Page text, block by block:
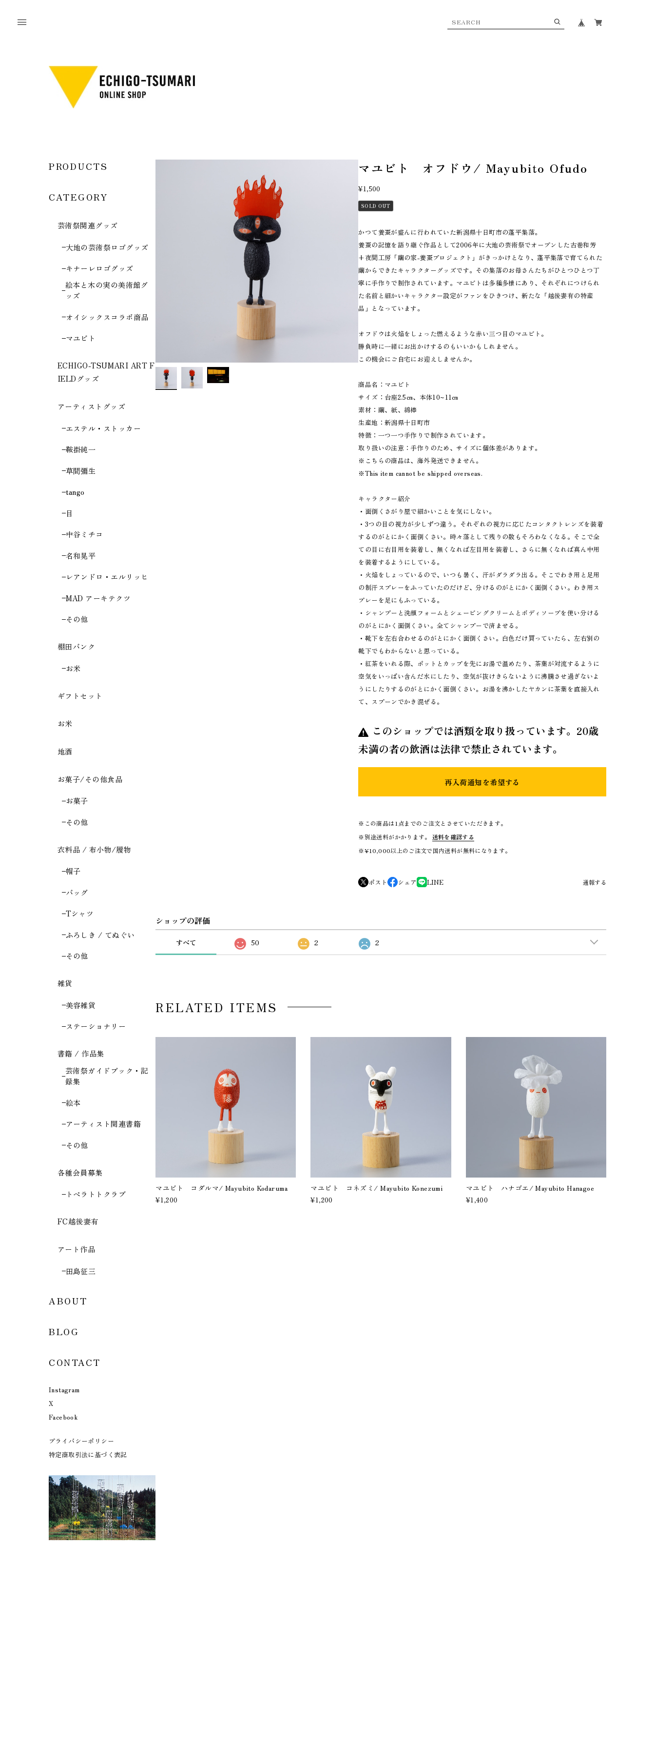
PRODUCTS
CATEGORY
芸術祭関連グッズ
大地の芸術祭ロゴグッズ
キナーレロゴグッズ
絵本と木の実の美術館グ
ッズ
オイシックスコラボ商品
マユビト
ECHIGO-TSUMARI ART F
IELDグッズ
アーティストグッズ
エステル・ストッカー
鞍掛純一
草間彌生
tango
目
中谷ミチコ
名和晃平
レアンドロ・エルリッヒ
MAD アーキテクツ
その他
棚田バンク
お米
ギフトセット
お米
地酒
お菓子/その他食品
お菓子
その他
衣料品 / 布小物/履物
帽子
バッグ
Tシャツ
ふろしき / てぬぐい
その他
雑貨
美容雑貨
ステーショナリー
書籍 / 作品集
芸術祭ガイドブック・記
録集
絵本
アーティスト関連書籍
その他
各種会員募集
トペラトトクラブ
FC越後妻有
アート作品
田島征三
ABOUT
BLOG
CONTACT
Instagram
X
Facebook
プライバシーポリシー
特定商取引法に基づく表記
マユビト オフドウ/ Mayubito Ofudo
¥1,500
SOLD OUT
かつて養蚕が盛んに行われていた新潟県十日町市の蓬平集落。
養蚕の記憶を語り継ぐ作品として2006年に大地の芸術祭でオープンした古巻和芳
+夜間工房「繭の家-養蚕プロジェクト」がきっかけとなり、蓬平集落で育てられた
繭からできたキャラクターグッズです。その集落のお母さんたちがひとつひとつ丁
寧に手作りで制作されています。マユビトは多種多様にあり、それぞれにつけられ
た名前と細かいキャラクター設定がファンをひきつけ、新たな「越後妻有の特産
品」となっています。
オフドウは火焔をしょった燃えるような赤い三つ目のマユビト。
勝負時に一緒にお出かけするのもいいかもしれません。
この機会にご自宅にお迎えしませんか。
商品名：マユビト
サイズ：台座2.5㎝、本体10~11㎝
素材：繭、紙、綿棒
生産地：新潟県十日町市
特徴：一つ一つ手作りで制作されています。
取り扱いの注意：手作りのため、サイズに個体差があります。
※こちらの商品は、海外発送できません。
※This item cannot be shipped overseas.
キャラクター紹介
・面倒くさがり屋で細かいことを気にしない。
・3つの目の視力が少しずつ違う。それぞれの視力に応じたコンタクトレンズを装着
するのがとにかく面倒くさい。時々落として残りの数もそろわなくなる。そこで全
ての目に右目用を装着し、無くなれば左目用を装着し、さらに無くなれば真ん中用
を装着するようにしている。
・火焔をしょっているので、いつも暑く、汗がダラダラ出る。そこでわき用と足用
の制汗スプレーをふっていたのだけど、分けるのがとにかく面倒くさい。わき用ス
プレーを足にもふっている。
・シャンプーと洗顔フォームとシェービングクリームとボディソープを使い分ける
のがとにかく面倒くさい。全てシャンプーで済ませる。
・靴下を左右合わせるのがとにかく面倒くさい。白色だけ買っていたら、左右別の
靴下でもわからないと思っている。
・紅茶をいれる際、ポットとカップを先にお湯で温めたり、茶葉が対流するように
空気をいっぱい含んだ水にしたり、空気が抜けきらないように沸騰させ過ぎないよ
うにしたりするのがとにかく面倒くさい。お湯を沸かしたヤカンに茶葉を直接入れ
て、スプーンでかき混ぜる。
このショップでは酒類を取り扱っています。20歳
未満の者の飲酒は法律で禁止されています。
再入荷通知を希望する
※この商品は1点までのご注文とさせていただきます。
※別途送料がかかります。
送料を確認する
※¥10,000以上のご注文で国内送料が無料になります。
ポスト シェア LINE 通報する
ショップの評価
すべて 50 2 2
RELATED ITEMS
マユビト コダルマ/ Mayubito Kodaruma
¥1,200
マユビト コネズミ/ Mayubito Konezumi
¥1,200
マユビト ハナゴエ/ Mayubito Hanagoe
¥1,400